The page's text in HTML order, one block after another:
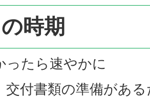
時期
ったら速やかに
交付書類の準備があ